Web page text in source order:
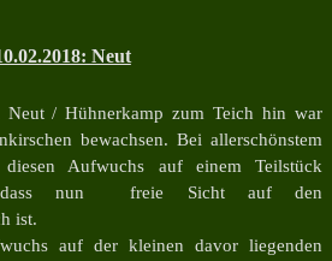
Neut
Neut / Hühnerkamp zum Teich hin war
bewachsen. Bei allerschönstem
Aufwuchs auf einem Teilstück
dass nun freie Sicht auf den
ist.
auf der kleinen davor liegenden